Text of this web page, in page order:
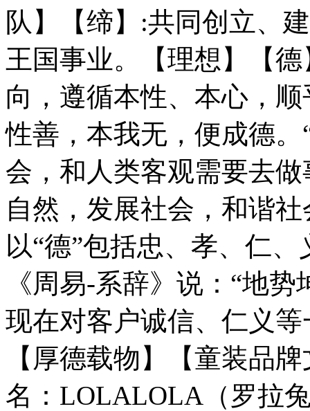
队】【缔】:共同创立、
王国事业。【理想】【
向，遵循本性、本心，
性善，本我无，便成德
会，和人类客观需要去
自然，发展社会，和谐
以“德”包括忠、孝、仁
《周易-系辞》说：“地
现在对客户诚信、仁义
【厚德载物】【童装品
名：LOLALOLA（罗拉